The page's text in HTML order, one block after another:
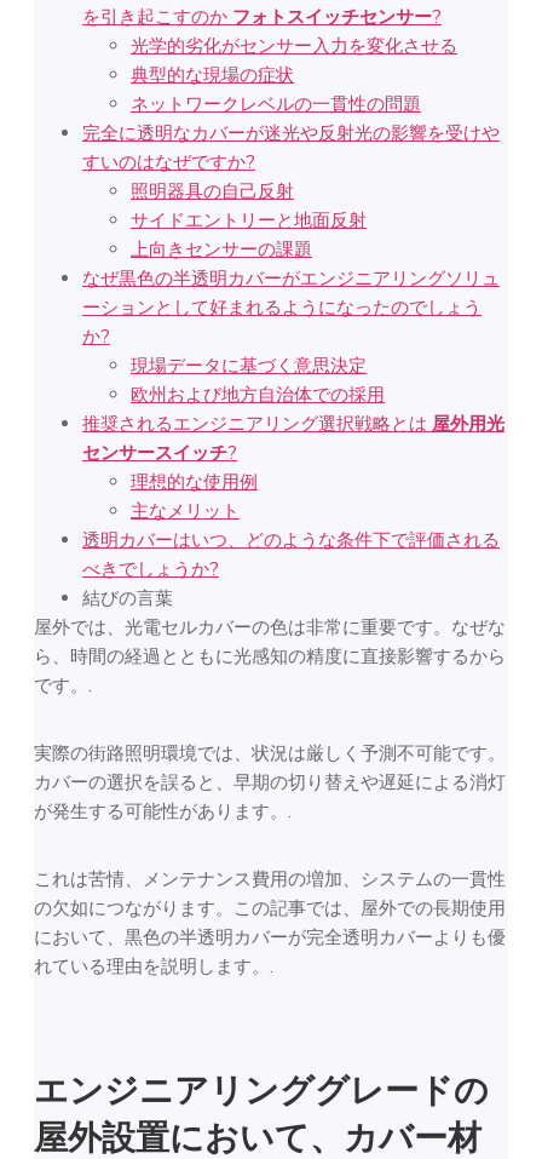
を引き起こすのか フォトスイッチセンサー?
光学的劣化がセンサー入力を変化させる
典型的な現場の症状
ネットワークレベルの一貫性の問題
完全に透明なカバーが迷光や反射光の影響を受けや
すいのはなぜですか?
照明器具の自己反射
サイドエントリーと地面反射
上向きセンサーの課題
なぜ黒色の半透明カバーがエンジニアリングソリュ
ーションとして好まれるようになったのでしょう
か?
現場データに基づく意思決定
欧州および地方自治体での採用
推奨されるエンジニアリング選択戦略とは 屋外用光
センサースイッチ?
理想的な使用例
主なメリット
透明カバーはいつ、どのような条件下で評価される
べきでしょうか?
結びの言葉
屋外では、光電セルカバーの色は非常に重要です。なぜな
ら、時間の経過とともに光感知の精度に直接影響するから
です。.
実際の街路照明環境では、状況は厳しく予測不可能です。
カバーの選択を誤ると、早期の切り替えや遅延による消灯
が発生する可能性があります。.
これは苦情、メンテナンス費用の増加、システムの一貫性
の欠如につながります。この記事では、屋外での長期使用
において、黒色の半透明カバーが完全透明カバーよりも優
れている理由を説明します。.
エンジニアリンググレードの
屋外設置において、カバー材